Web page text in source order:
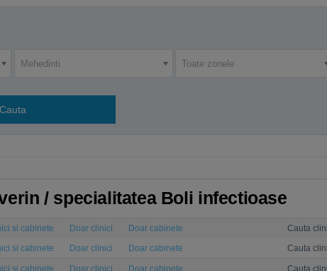
Mehedinti Toate zonele
/ specialitatea Boli infectioase
si cabinete Doar clinici Doar cabinete
Cauta
si cabinete Doar clinici Doar cabinete Cauta
si cabinete Doar clinici Doar cabinete
Cauta